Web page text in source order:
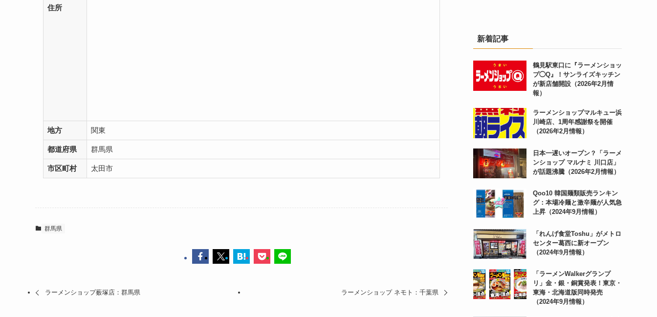
住所
地方 関東
都道府県 群馬県
市区町村 太田市
群馬県
ラーメンショップ薮塚店：群馬県 ラーメンショップ ネモト：千葉県
新着記事
鶴見駅東口に『ラーメンショッ
プ◯Q』！サンライズキッチン
が新店舗開設（2026年2月情
報）
ラーメンショップマルキュー浜
川崎店、1周年感謝祭を開催
（2026年2月情報）
日本一遅いオープン？「ラーメ
ンショップ マルナミ 川口店」
が話題沸騰（2026年2月情報）
Qoo10 韓国麺類販売ランキン
グ：本場冷麺と激辛麺が人気急
上昇（2024年9月情報）
「れんげ食堂Toshu」がメトロ
センター葛西に新オープン
（2024年9月情報）
「ラーメンWalkerグランプ
リ」金・銀・銅賞発表！東京・
東海・北海道版同時発売
（2024年9月情報）